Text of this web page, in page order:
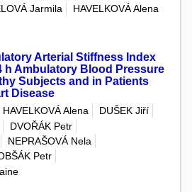
Jarmila
HAVELKOVÁ Alena
Arterial Stiffness Index
h Ambulatory Blood Pressure
Subjects and in Patients
Disease
HAVELKOVÁ Alena
DUŠEK Jiří
DVOŘÁK Petr
NEPRAŠOVÁ Nela
Petr